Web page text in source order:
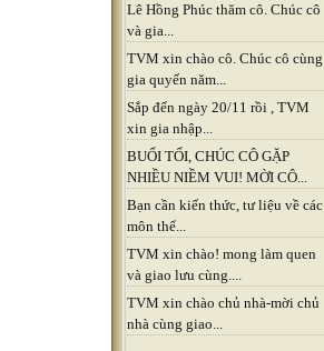
Lê Hồng Phúc thăm cô. Chúc cô
và gia...
TVM xin chào cô. Chúc cô cùng
gia quyến năm...
Sắp đến ngày 20/11 rồi , TVM
xin gia nhập...
BUỔI TỐI, CHÚC CÔ GẶP
NHIỀU NIỀM VUI! MỜI CÔ...
Bạn cần kiến thức, tư liệu về các
môn thể...
TVM xin chào! mong làm quen
và giao lưu cùng....
TVM xin chào chủ nhà-mời chủ
nhà cùng giao...